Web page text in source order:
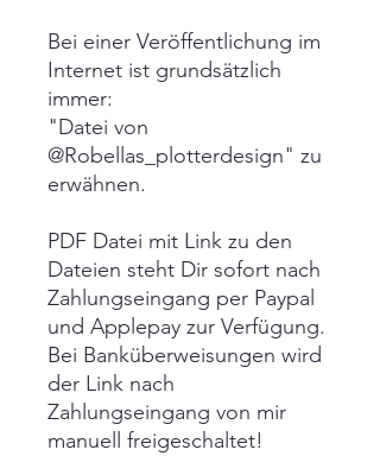
Bei einer Veröffentlichung im
Internet ist grundsätzlich
immer:
"Datei von
@Robellas_plotterdesign" zu
erwähnen.
PDF Datei mit Link zu den
Dateien steht Dir sofort nach
Zahlungseingang per Paypal
und Applepay zur Verfügung.
Bei Banküberweisungen wird
der Link nach
Zahlungseingang von mir
manuell freigeschaltet!